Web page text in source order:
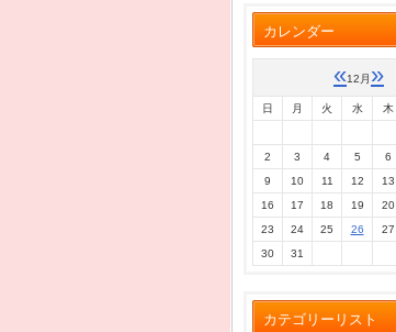
カレンダー
«12月 »
日 月 火 水 木
2
3 4 5 6
9
10 11 12 13
16
17 18 19 20
23
24 25 26 27
30
31
カテゴリーリスト